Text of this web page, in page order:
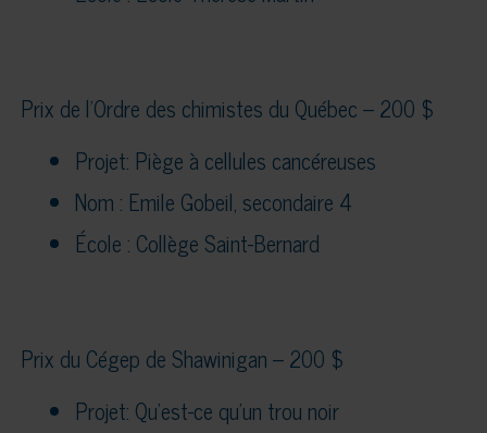
Prix de l’Ordre des chimistes du Québec – 200 $
Projet: Piège à cellules cancéreuses
Nom : Emile Gobeil, secondaire 4
École : Collège Saint-Bernard
Prix du Cégep de Shawinigan – 200 $
Projet: Qu’est-ce qu’un trou noir